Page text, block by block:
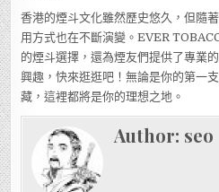
香港的煙斗文化雖然歷史悠久，但隨
用方式也在不斷演變。EVER
的煙斗選擇，還為煙友們提供了專業
興趣，快來逛逛吧！無論是你的第一
藏，這裡都將是你的理想之地。
Author: seo